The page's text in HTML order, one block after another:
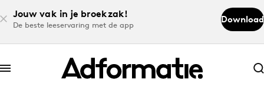
Jouw vak in je broekzak!
De beste leeservaring met de app
Download
Abonneer nu
Abonneer nu